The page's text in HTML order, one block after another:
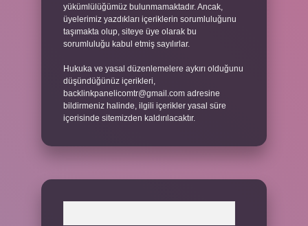
yükümlülüğümüz bulunmamaktadır. Ancak,
üyelerimiz yazdıkları içeriklerin sorumluluğunu
taşımakta olup, siteye üye olarak bu
sorumluluğu kabul etmiş sayılırlar.
Hukuka ve yasal düzenlemelere aykırı olduğunu
düşündüğünüz içerikleri,
backlinkpanelicomtr@gmail.com adresine
bildirmeniz halinde, ilgili içerikler yasal süre
içerisinde sitemizden kaldırılacaktır.